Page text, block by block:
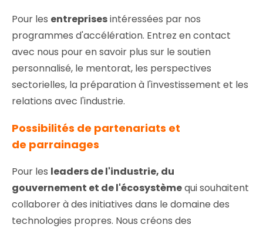
Pour les entreprisesintéressées par nos
programmes d'accélération. Entrez en contact
avec nous pour en savoir plus sur le soutien
personnalisé, le mentorat, les perspectives
sectorielles, la préparation à l'investissement et les
relations avec l'industrie.
Possibilités de partenariats et
de parrainages
Pour les leaders de l'industrie, du
gouvernement et de l'écosystèmequi souhaitent
collaborer à des initiatives dans le domaine des
technologies propres. Nous créons des